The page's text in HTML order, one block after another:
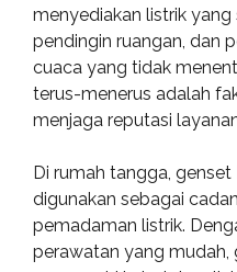
menyediakan listrik yang
pendingin ruangan, dan
cuaca yang tidak
terus-menerus adalah
menjaga reputasi
Di rumah tangga,
digunakan sebagai
pemadaman listrik.
perawatan yang mudah,